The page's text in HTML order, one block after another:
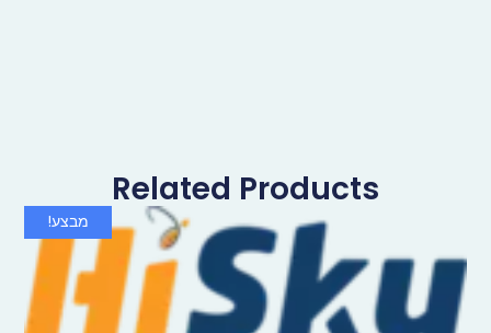
Related Products
מבצע!